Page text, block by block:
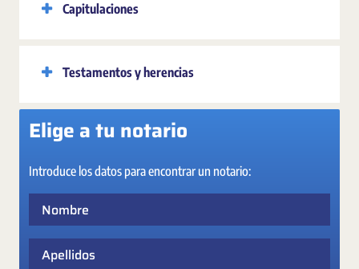
Capitulaciones
Testamentos y herencias
Elige a tu notario
Introduce los datos para encontrar un notario: